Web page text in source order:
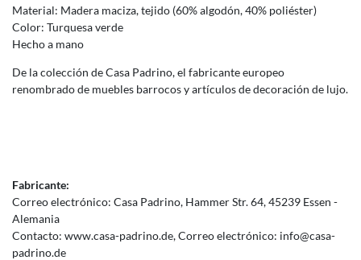
Material: Madera maciza, tejido (60% algodón, 40% poliéster)
Color: Turquesa verde
Hecho a mano
De la colección de Casa Padrino, el fabricante europeo
renombrado de muebles barrocos y artículos de decoración de lujo.
Fabricante:
Correo electrónico: Casa Padrino Hammer Str.64 45239 Essen
Alemania
Contacto: www.casa-padrino.de Correo electrónico: info@casa-
padrino.de